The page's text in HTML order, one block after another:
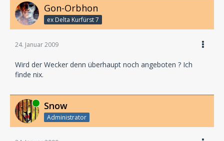
Gon-Orbhon
ex Delta Kurfürst 7
24. Januar 2009
Wird der Wecker denn überhaupt noch angeboten ? Ich
finde nix.
Online Snow
Administrator